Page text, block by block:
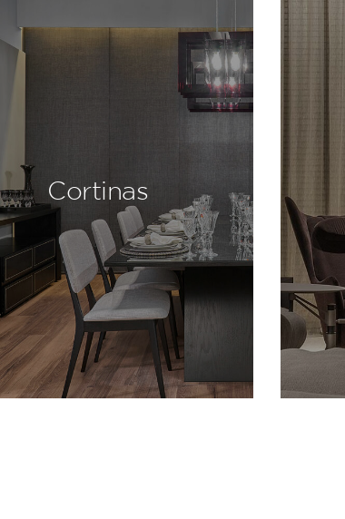
Cortinas